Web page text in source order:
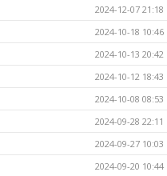
2024-12-07 21:18
2024-10-18 10:46
2024-10-13 20:42
2024-10-12 18:43
2024-10-08 08:53
2024-09-28 22:11
2024-09-27 10:03
2024-09-20 10:44